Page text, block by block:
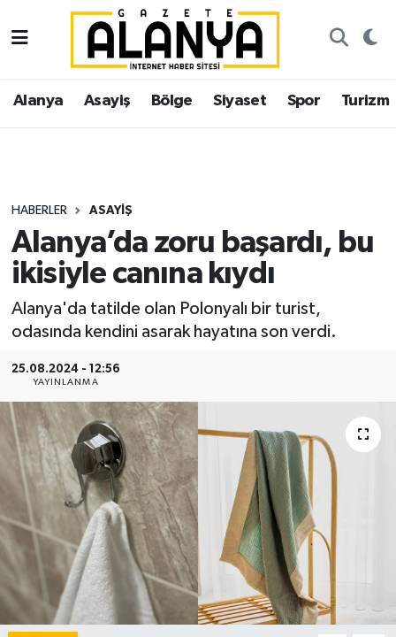
Alanya Asayiş Bölge Siyaset Spor Turizm
HABERLER ASAYIŞ
Alanya’da zoru başardı, bu
ikisiyle canına kıydı
Alanya'da tatilde olan Polonyalı bir turist,
odasında kendini asarak hayatına son verdi.
25.08.2024 - 12:56
YAYINLANMA
Alanya
Asayiş
Siyaset
Spor
Turizm
Ekonomi
Gazipaşa
İstanbul Nöbetçi Eczaneler
İstanbul Hava Durumu
Süper Lig Puan Durumu ve Fikstür
Tüm Manşetler
Son Dakika Haberleri
Haber Arşivi